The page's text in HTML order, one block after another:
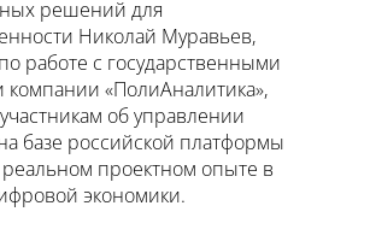
решений для
Николай Муравьев,
работе с государственными
компании «ПолиАналитика»,
об управлении
базе российской платформы
реальном проектном опыте в
экономики.